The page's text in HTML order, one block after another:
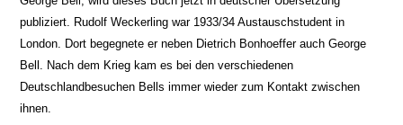
publiziert. Rudolf Weckerling war 1933/34 Austauschstudent in
London. Dort begegnete er neben Dietrich Bonhoeffer auch George
Bell. Nach dem Krieg kam es bei den verschiedenen
Deutschlandbesuchen Bells immer wieder zum Kontakt zwischen
ihnen.